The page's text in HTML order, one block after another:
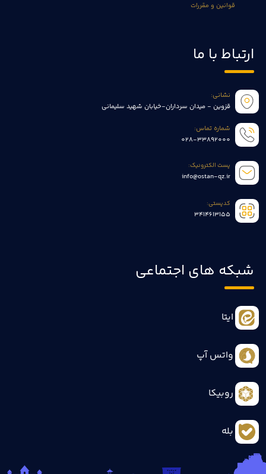
قوانین و مقررات
ارتباط با ما
نشانی:
قزوین - میدان سرداران-خیابان شهید سلیمانی
شماره تماس:
028-33892000
پست الکترونیک:
info@ostan-qz.ir
کدپستی:
3414613155
شبکه های اجتماعی
ایتا
واتس آپ
روبیکا
بله